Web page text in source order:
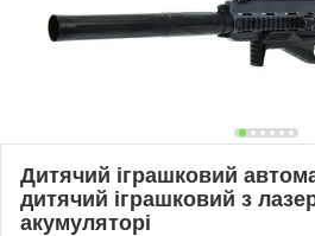
Дитячий іграшковий
дитячий іграшковий з
акумуляторі